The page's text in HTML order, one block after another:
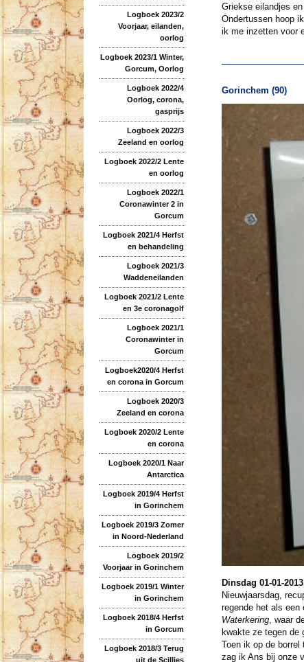
Logboek 2023/2
Voorjaar, eilanden,
oorlog
Logboek 2023/1 Winter,
Gorcum, Oorlog
Logboek 2022/4
Oorlog, corona,
gasprijs
Logboek 2022/3
Zeeland en oorlog
Logboek 2022/2 Lente
en oorlog
Logboek 2022/1
Coronawinter 2 in
Gorcum
Logboek 2021/4 Herfst
en behandeling
Logboek 2021/3
Waddeneilanden
Logboek 2021/2 Lente
en 3e coronagolf
Logboek 2021/1
Coronawinter in
Gorcum
Logboek2020/4 Herfst
en corona in Gorcum
Logboek 2020/3
Zeeland en corona
Logboek 2020/2 Lente
en corona
Logboek 2020/1 Naar
Antarctica
Logboek 2019/4 Herfst
in Gorinchem
Logboek 2019/3 Zomer
in Noord-Nederland
Logboek 2019/2
Voorjaar in Gorinchem
Logboek 2019/1 Winter
in Gorinchem
Logboek 2018/4 Herfst
in Gorcum
Logboek 2018/3 Terug
uit de Scillies
Griekse eilandjes
Ondertussen hoop
ik me inzetten voor
Gorinchem (90)
Dinsdag 01-01-
Nieuwjaarsdag,
regende het als een
Waterkering, waar
kwakte ze tegen de
Toen ik op de
zag ik Ans bij onze